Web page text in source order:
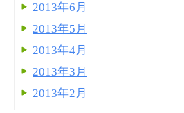
2013年6月
2013年5月
2013年4月
2013年3月
2013年2月